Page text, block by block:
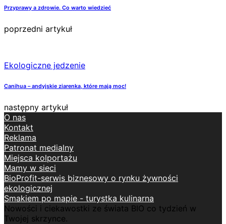
Przyprawy a zdrowie. Co warto wiedzieć
poprzedni artykuł
Ekologiczne jedzenie
Canihua – andyjskie ziarenka, które mają moc!
następny artykuł
O nas
Kontakt
Reklama
Patronat medialny
Miejsca kolportażu
Mamy w sieci
BioProfit-serwis biznesowy o rynku żywności
ekologicznej
Smakiem po mapie - turystka kulinarna
Nowości i ciekawostki ze świata BIO co tydzień w
Twojej skrzynce.